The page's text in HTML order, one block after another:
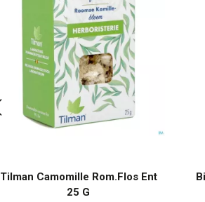
Tilman Camomille Rom.Flos Ent
25 G